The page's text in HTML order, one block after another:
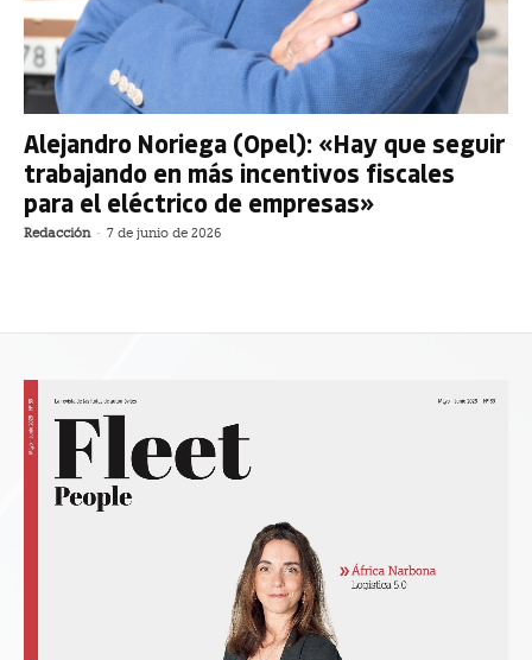
Alejandro Noriega (Opel): «Hay que seguir
trabajando en más incentivos fiscales
para el eléctrico de empresas»
Redacción - 7 de junio de 2026